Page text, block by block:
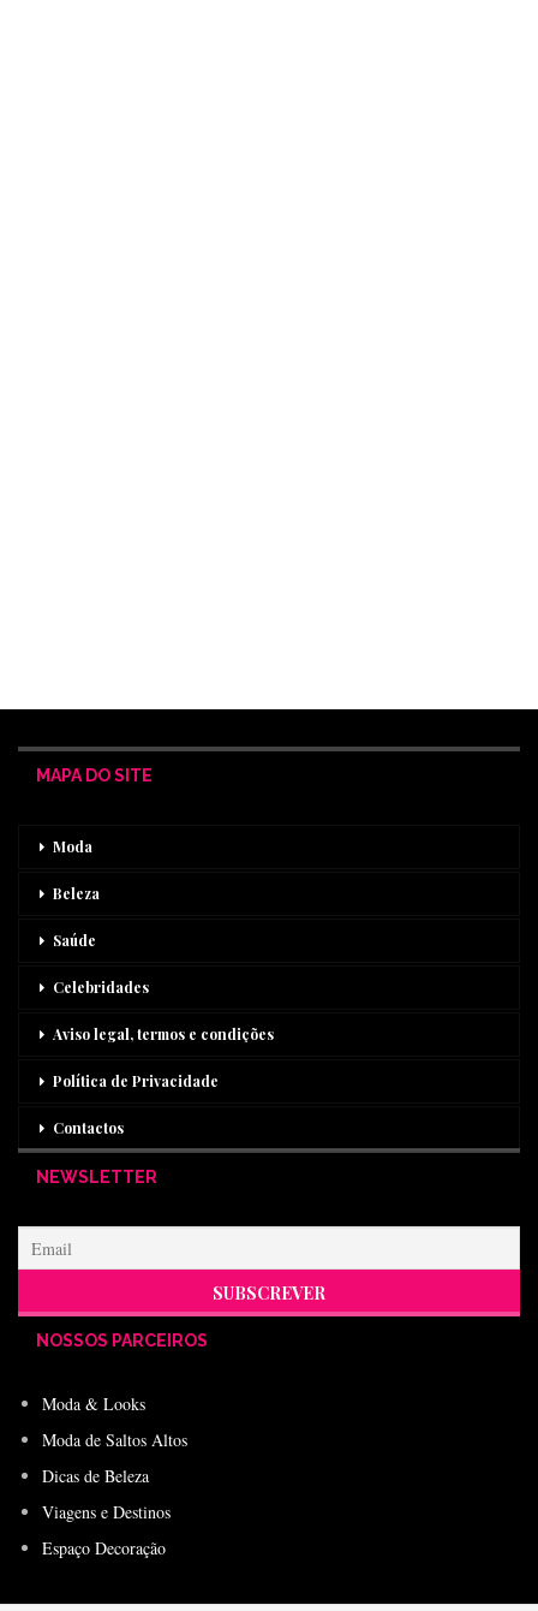
MAPA DO SITE
Moda
Beleza
Saúde
Celebridades
Aviso legal, termos e condições
Política de Privacidade
Contactos
NEWSLETTER
NOSSOS PARCEIROS
Moda & Looks
Moda de Saltos Altos
Dicas de Beleza
Viagens e Destinos
Espaço Decoração